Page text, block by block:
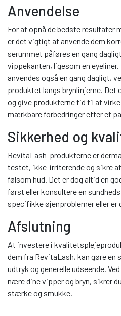
Anvendelse
For at opnå de bedste resultater
er det vigtigt at anvende dem
serummet påføres en gang
vippekanten, ligesom en
anvendes også en gang dagligt,
produktet langs brynlinjerne.
og give produkterne tid til at
mærkbare forbedringer efter et
Sikkerhed og
RevitaLash-produkterne er
testet, ikke-irriterende og sikre
følsom hud. Det er dog altid en
først eller konsultere en
specifikke øjenproblemer eller er
Afslutning
At investere i
dem fra RevitaLash, kan gøre
udtryk og generelle udseende.
nære dine vipper og bryn, sikrer
stærke og smukke.